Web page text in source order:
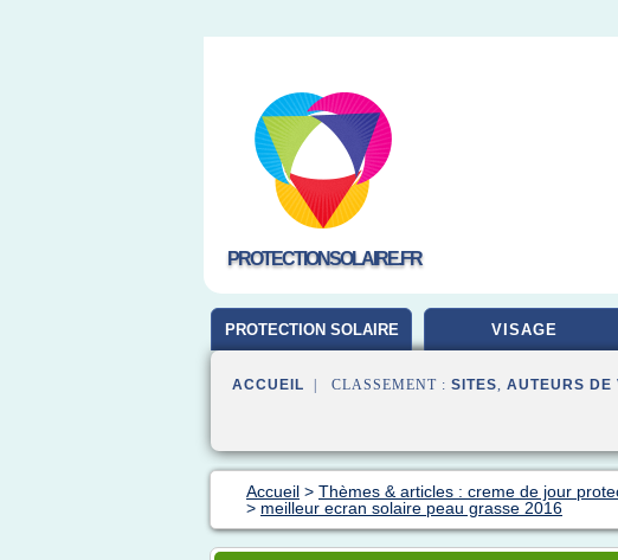
PROTECTIONSOLAIRE.FR
PROTECTION SOLAIRE VISAGE
ACCUEIL | CLASSEMENT : SITES, AUTEURS DE
Accueil > Thèmes & articles : creme de jour
> meilleur ecran solaire peau grasse 2016